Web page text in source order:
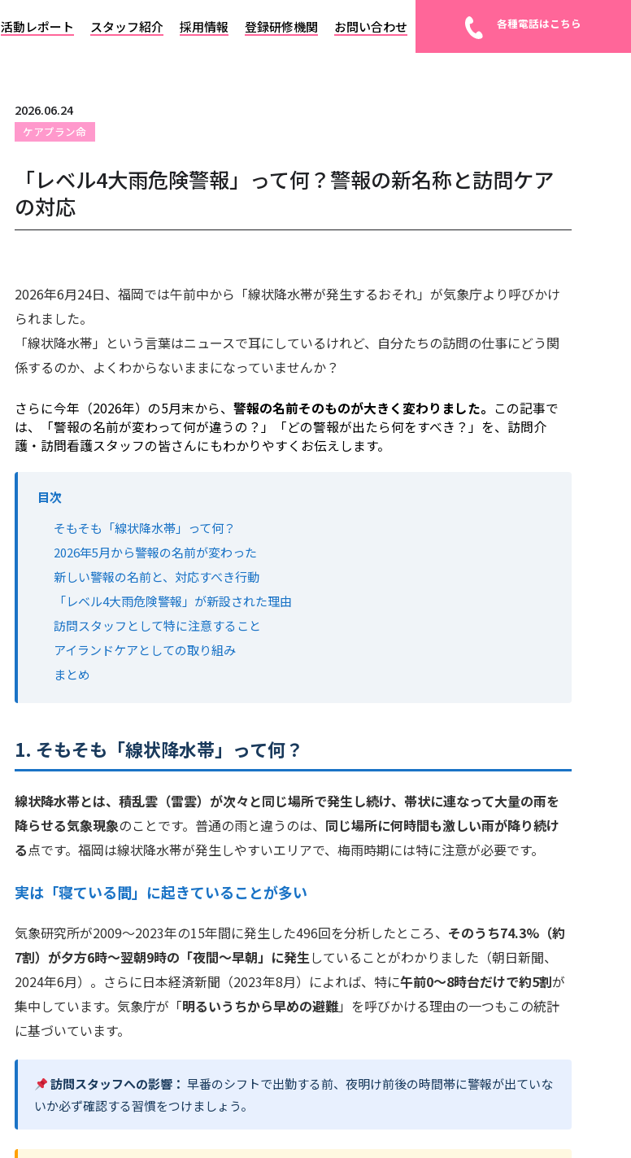
活動レポート スタッフ紹介 採用情報 登録研修機関 お問い合わせ 各種電話はこちら
2026.06.24
ケアプラン命
「レベル4大雨危険警報」って何？警報の新名称と訪問ケア
の対応
2026年6月24日、福岡では午前中から「線状降水帯が発生するおそれ」が気象庁より呼びかけ
られました。
「線状降水帯」という言葉はニュースで耳にしているけれど、自分たちの訪問の仕事にどう関
係するのか、よくわからないままになっていませんか？
さらに今年（2026年）の5月末から、 警報の名前そのものが大きく変わりました。 この記事で
は、「警報の名前が変わって何が違うの？」「どの警報が出たら何をすべき？」を、訪問介
護・訪問看護スタッフの皆さんにもわかりやすくお伝えします。
目次
そもそも「線状降水帯」って何？
2026年5月から警報の名前が変わった
新しい警報の名前と、対応すべき行動
「レベル4大雨危険警報」が新設された理由
訪問スタッフとして特に注意すること
アイランドケアとしての取り組み
まとめ
1. そもそも「線状降水帯」って何？
線状降水帯とは、積乱雲（雷雲）が次々と同じ場所で発生し続け、帯状に連なって大量の雨を
降らせる気象現象のことです。普通の雨と違うのは、 同じ場所に何時間も激しい雨が降り続け
る点です。福岡は線状降水帯が発生しやすいエリアで、梅雨時期には特に注意が必要です。
実は「寝ている間」に起きていることが多い
気象研究所が2009～2023年の15年間に発生した496回を分析したところ、 そのうち74.3%（約
7割）が夕方6時～翌朝9時の「夜間～早朝」に発生していることがわかりました（朝日新聞、
2024年6月）。さらに日本経済新聞（2023年8月）によれば、特に午前0～8時台だけで約5割が
集中しています。気象庁が「明るいうちから早めの避難」を呼びかける理由の一つもこの統計
に基づいています。
訪問スタッフへの影響： 早番のシフトで出勤する前、夜明け前後の時間帯に警報が出ていな
いか必ず確認する習慣をつけましょう。